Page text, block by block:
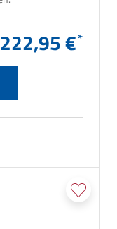
222,95 €